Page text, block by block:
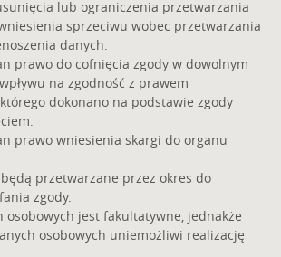
lub ograniczenia przetwarzania
sprzeciwu wobec przetwarzania
danych.
prawo do cofnięcia zgody w dowolnym
na zgodność z prawem
dokonano na podstawie zgody
prawo wniesienia skargi do organu
przetwarzane przez okres do
zgody.
osobowych jest fakultatywne, jednakże
osobowych uniemożliwi realizację